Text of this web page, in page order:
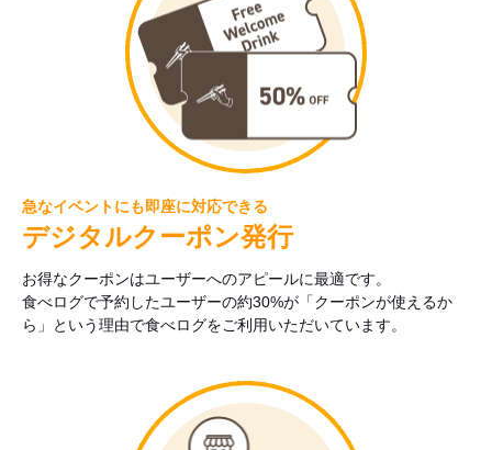
急なイベントにも即座に対応できる
デジタルクーポン発行
お得なクーポンはユーザーへのアピールに最適です。
食べログで予約したユーザーの約30%が「クーポンが使えるか
ら」という理由で食べログをご利用いただいています。